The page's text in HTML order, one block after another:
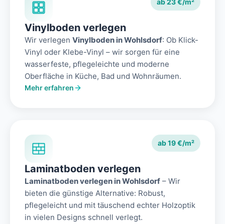
ab 23 €/m²
Vinylboden verlegen
Wir verlegen Vinylboden in Wohlsdorf: Ob Klick-
Vinyl oder Klebe-Vinyl – wir sorgen für eine
wasserfeste, pflegeleichte und moderne
Oberfläche in Küche, Bad und Wohnräumen.
Mehr erfahren
ab 19 €/m²
Laminatboden verlegen
Laminatboden verlegen in Wohlsdorf – Wir
bieten die günstige Alternative: Robust,
pflegeleicht und mit täuschend echter Holzoptik
in vielen Designs schnell verlegt.